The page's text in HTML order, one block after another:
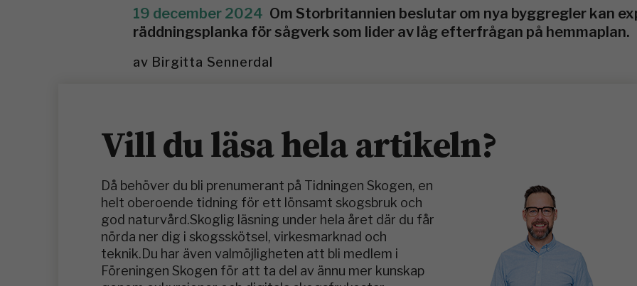
19 december 2024 Om Storbritannien beslutar om nya byggregler kan
räddningsplanka för sågverk som lider av låg efterfrågan på hemmaplan.
av Birgitta Sennerdal
Vill du läsa hela artikeln?
Då behöver du bli prenumerant på Tidningen Skogen, en
helt oberoende tidning för ett lönsamt skogsbruk och
god naturvård.Skoglig läsning under hela året där du får
nörda ner dig i skogsskötsel, virkesmarknad och
teknik.Du har även valmöjligheten att bli medlem i
Föreningen Skogen för att ta del av ännu mer kunskap